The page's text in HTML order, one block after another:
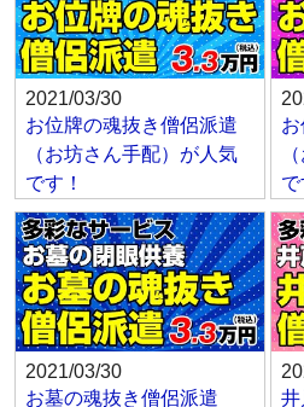
2021/03/30
お位牌の魂抜き僧侶派遣
（お坊さん手配）が人気
です！
で
2021/03/30
お墓の魂抜き僧侶派遣
井